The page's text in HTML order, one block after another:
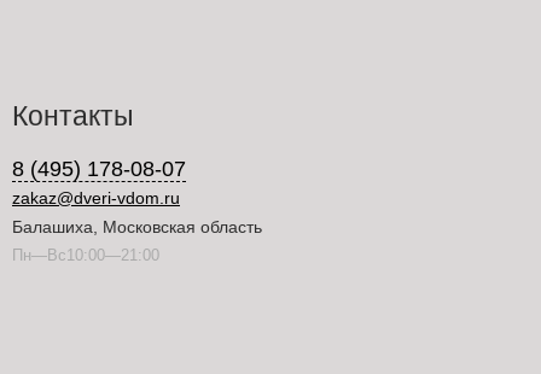
Контакты
8 (495) 178-08-07
zakaz@dveri-vdom.ru
Балашиха, Московская область
Пн—Вс10:00—21:00